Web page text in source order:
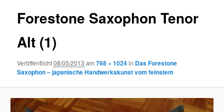
Forestone Saxophon Tenor
Alt (1)
Veröffentlicht08/05/2013 am768 × 1024in Das Forestone
Saxophon – japanische Handwerkskunst vom feinstem